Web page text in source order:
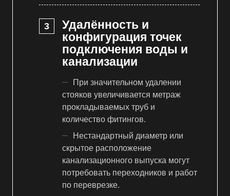
Удалённость и
конфигурация точек
подключения воды и
канализации
При значительном удалении
стояков увеличивается метраж
прокладываемых труб и
количество фитингов.
Нестандартный диаметр или
скрытое расположение
канализационного выпуска могут
потребовать переходников и работ
по переврезке.